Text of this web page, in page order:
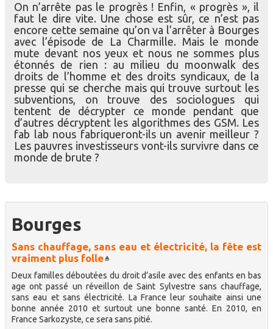
On n’arrête pas le progrès ! Enfin, « progrès », il
faut le dire vite. Une chose est sûr, ce n’est pas
encore cette semaine qu’on va l’arrêter à Bourges
avec l’épisode de La Charmille. Mais le monde
mute devant nos yeux et nous ne sommes plus
étonnés de rien : au milieu du moonwalk des
droits de l’homme et des droits syndicaux, de la
presse qui se cherche mais qui trouve surtout les
subventions, on trouve des sociologues qui
tentent de décrypter ce monde pendant que
d’autres décryptent les algorithmes des GSM. Les
fab lab nous fabriqueront-ils un avenir meilleur ?
Les pauvres investisseurs vont-ils survivre dans ce
monde de brute ?
Bourges
Sans chauffage, sans eau et électricité, la fête est
vraiment plus folle
Deux familles déboutées du droit d’asile avec des enfants en bas
age ont passé un réveillon de Saint Sylvestre sans chauffage,
sans eau et sans électricité. La France leur souhaite ainsi une
bonne année 2010 et surtout une bonne santé. En 2010, en
France Sarkozyste, ce sera sans pitié.